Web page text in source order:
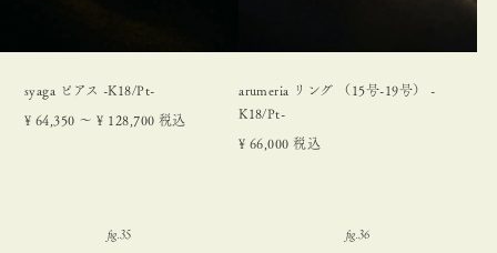
syaga ピアス -K18/Pt-
¥ 64,350 〜 ¥ 128,700 税込
arumeria リング （15号-19号） -
K18/Pt-
¥ 66,000 税込